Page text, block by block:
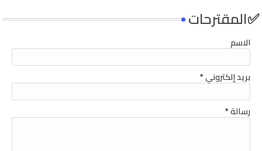
✅المقترحات
الاسم
بريد إلكتروني*
رسالة*